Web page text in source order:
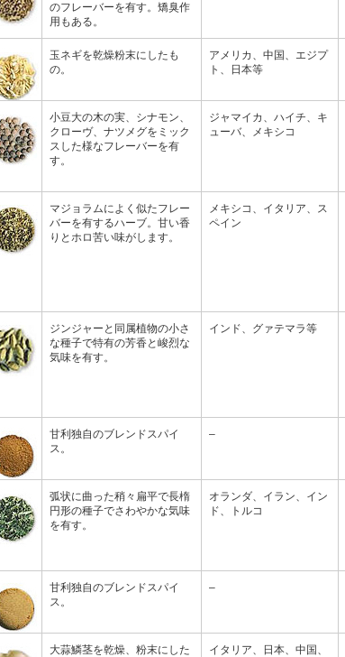
のフレーバーを有す。矯臭作
用もある。
玉ネギを乾燥粉末にしたも
の。
アメリカ、中国、エジプ
ト、日本等
小豆大の木の実、シナモン、
クローヴ、ナツメグをミック
スした様なフレーバーを有
す。
ジャマイカ、ハイチ、キ
ューバ、メキシコ
マジョラムによく似たフレー
バーを有するハーブ。甘い香
りとホロ苦い味がします。
メキシコ、イタリア、ス
ペイン
ジンジャーと同属植物の小さ
な種子で特有の芳香と峻烈な
気味を有す。
インド、グァテマラ等
甘利独自のブレンドスパイ
ス。
–
弧状に曲った稍々扁平で長楕
円形の種子でさわやかな気味
を有す。
オランダ、イラン、イン
ド、トルコ
甘利独自のブレンドスパイ
ス。
–
大蒜鱗茎を乾燥、粉末にした
イタリア、日本、中国、